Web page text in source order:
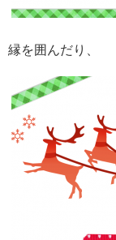
縁を囲んだり、